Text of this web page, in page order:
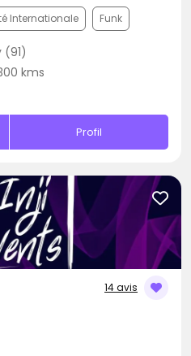
Internationale Funk
kms
Profil
14 avis